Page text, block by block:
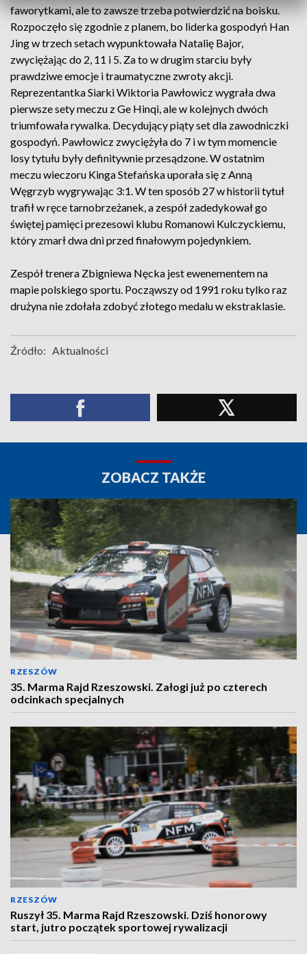
faworytkami, ale to zawsze trzeba potwierdzić na boisku.
Rozpoczęło się zgodnie z planem, bo liderka gospodyń Han
Jing w trzech setach wypunktowała Natalię Bajor,
zwyciężając do 2, 11 i 5. Za to w drugim starciu były
prawdziwe emocje i traumatyczne zwroty akcji.
Reprezentantka Siarki Wiktoria Pawłowicz wygrała dwa
pierwsze sety meczu z Ge Hinqi, ale w kolejnych dwóch
triumfowała rywalka. Decydujący piąty set dla zawodniczki
gospodyń. Pawłowicz zwyciężyła do 7 i w tym momencie
losy tytułu były definitywnie przesądzone. W ostatnim
meczu wieczoru Kinga Stefańska uporała się z Anną
Węgrzyb wygrywając 3:1. W ten sposób 27 w historii tytuł
trafił w ręce tarnobrzeżanek, a zespół zadedykował go
świętej pamięci prezesowi klubu Romanowi Kulczyckiemu,
który zmarł dwa dni przed finałowym pojedynkiem.
Zespół trenera Zbigniewa Nęcka jest ewenementem na
mapie polskiego sportu. Począwszy od 1991 roku tylko raz
drużyna nie zdołała zdobyć złotego medalu w ekstraklasie.
Źródło: Aktualności
ZOBACZ TAKŻE
RZESZÓW
35. Marma Rajd Rzeszowski. Załogi już po czterech
odcinkach specjalnych
RZESZÓW
Ruszył 35. Marma Rajd Rzeszowski. Dziś honorowy
start, jutro początek sportowej rywalizacji